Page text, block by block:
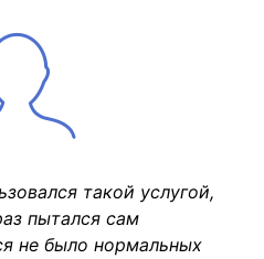
такой услугой,
пытался сам
не было нормальных